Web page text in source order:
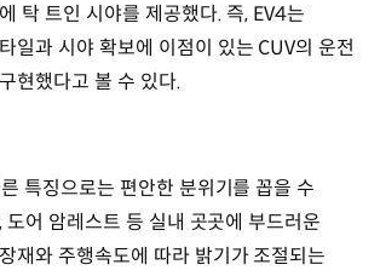
탁 트인 시야를 제공했다. 즉, EV4는
일과 시야 확보에 이점이 있는 CUV의 운전
현했다고 볼 수 있다.
특징으로는 편안한 분위기를 꼽을 수
도어 암레스트 등 실내 곳곳에 부드러운
재와 주행속도에 따라 밝기가 조절되는